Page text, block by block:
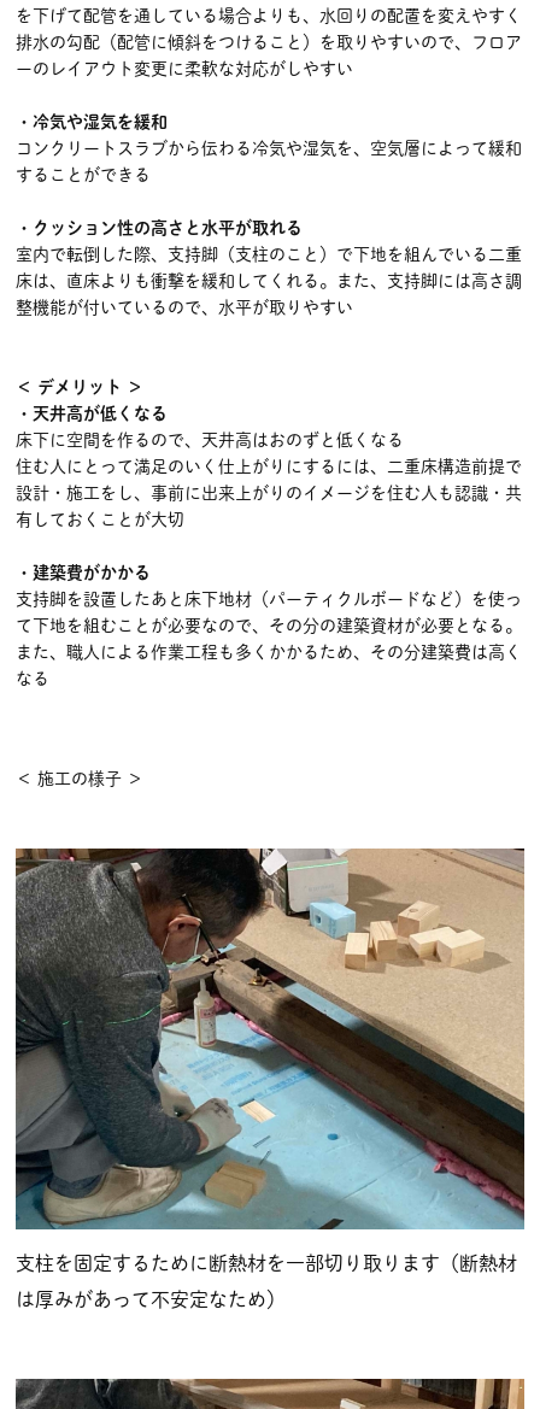
を下げて配管を通している場合よりも、水回りの配置を変えやすく
排水の勾配（配管に傾斜をつけること）を取りやすいので、フロア
ーのレイアウト変更に柔軟な対応がしやすい
・冷気や湿気を緩和
コンクリートスラブから伝わる冷気や湿気を、空気層によって緩和
することができる
・クッション性の高さと水平が取れる
室内で転倒した際、支持脚（支柱のこと）で下地を組んでいる二重
床は、直床よりも衝撃を緩和してくれる。また、支持脚には高さ調
整機能が付いているので、水平が取りやすい
＜ デメリット ＞
・天井高が低くなる
床下に空間を作るので、天井高はおのずと低くなる
住む人にとって満足のいく仕上がりにするには、二重床構造前提で
設計・施工をし、事前に出来上がりのイメージを住む人も認識・共
有しておくことが大切
・建築費がかかる
支持脚を設置したあと床下地材（パーティクルボードなど）を使っ
て下地を組むことが必要なので、その分の建築資材が必要となる。
また、職人による作業工程も多くかかるため、その分建築費は高く
なる
＜ 施工の様子 ＞
支柱を固定するために断熱材を一部切り取ります（断熱材
は厚みがあって不安定なため）